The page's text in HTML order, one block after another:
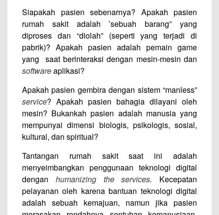
Siapakah pasien sebenarnya? Apakah pasien
rumah sakit adalah ’sebuah barang” yang
diproses dan “diolah” (seperti yang terjadi di
pabrik)? Apakah pasien adalah pemain game
yang
saat berinteraksi dengan mesin-mesin dan
softwareaplikasi?
Apakah pasien gembira dengan sistem “manless”
service? Apakah pasien bahagia dilayani oleh
mesin? Bukankah pasien adalah manusia yang
mempunyai dimensi biologis, psikologis, sosial,
kultural, dan spiritual?
Tantangan rumah sakit saat ini adalah
menyeimbangkan penggunaan teknologi digital
dengan humanizing the services. Kecepatan
pelayanan oleh karena bantuan teknologi digital
adalah sebuah kemajuan, namun jika pasien